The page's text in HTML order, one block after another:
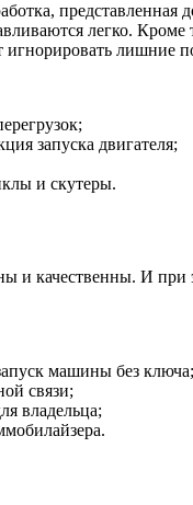
легко.
игнорировать лишние
запуска двигателя;
и скутеры.
и качественны. И при
машины без ключа;
связи;
владельца;